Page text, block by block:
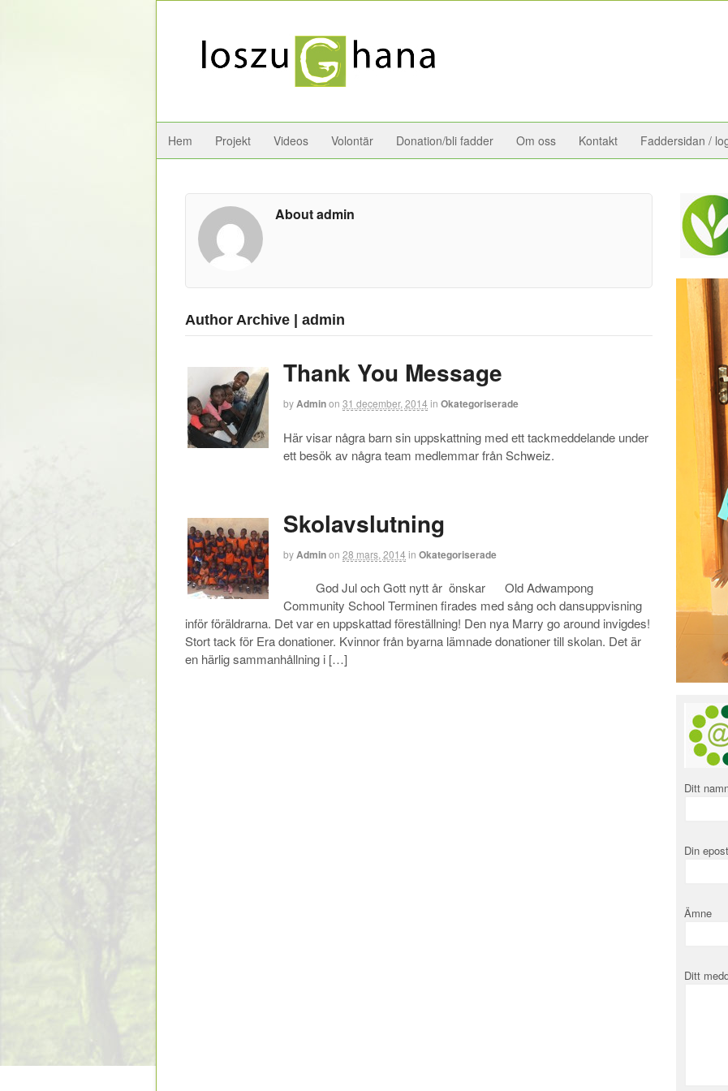
Hem Projekt Videos Volontär Donation/bli fadder Om oss Kontakt Faddersidan /
About admin
Author Archive | admin
Thank You Message
byAdminon 31 december, 2014 in Okategoriserade
Här visar några barn sin uppskattning med ett tackmeddelande under
ett besök av några team medlemmar från Schweiz.
Skolavslutning
by Adminon 28 mars, 2014 in Okategoriserade
God Jul och Gott nytt år önskar Old Adwampong
Community School Terminen firades med sång och dansuppvisning
inför föräldrarna. Det var en uppskattad föreställning! Den nya Marry go around invigdes!
Stort tack för Era donationer. Kvinnor från byarna lämnade donationer till skolan. Det är
en härlig sammanhållning i […]
Ditt
Din
Ämne
Ditt